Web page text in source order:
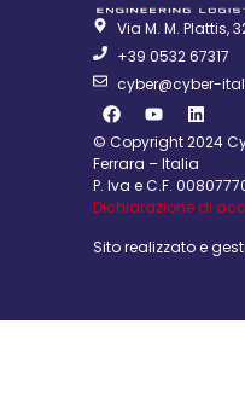
Via M. M. Plattis,
+39 0532 67317
cyber@cyber-
© Copyright 2024
Ferrara – Italia
P. Iva e C.F.
Dichiarazione di
Sito realizzato e